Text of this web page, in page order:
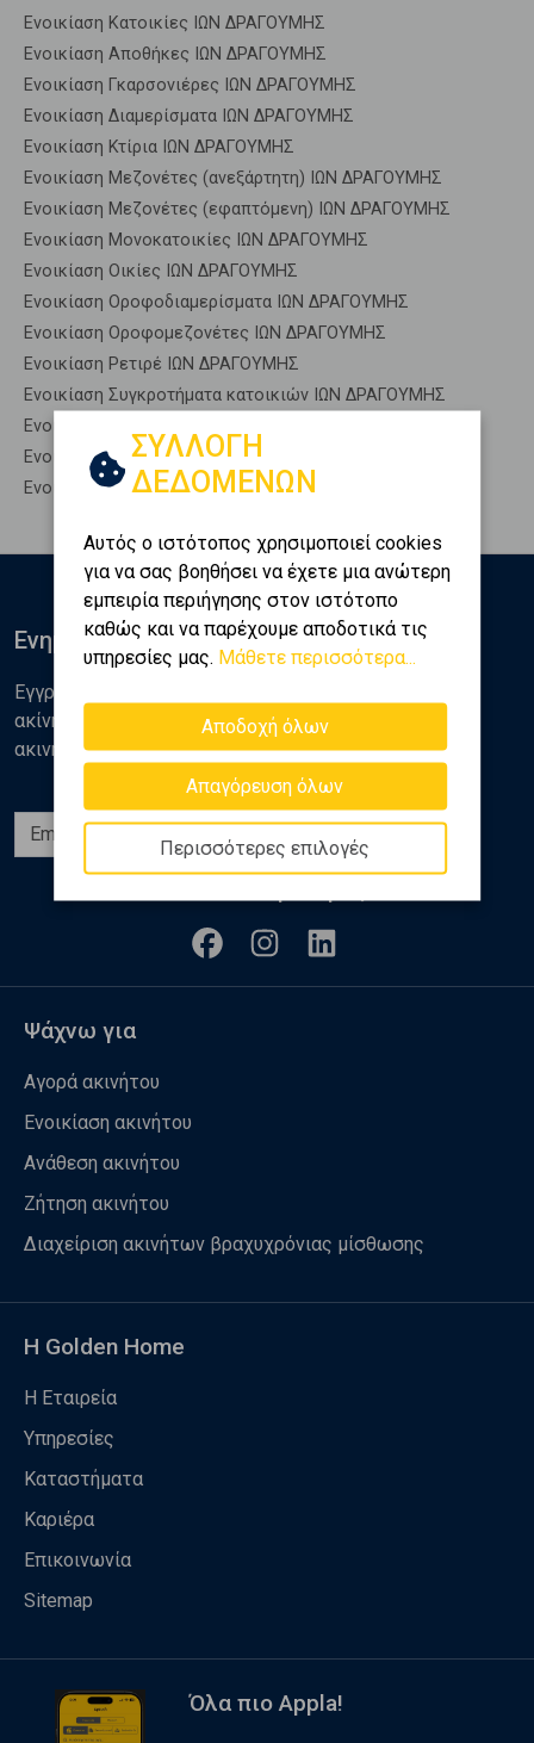
Ενοικίαση Κατοικίες ΙΩΝ ΔΡΑΓΟΥΜΗΣ
Ενοικίαση Αποθήκες ΙΩΝ ΔΡΑΓΟΥΜΗΣ
Ενοικίαση Γκαρσονιέρες ΙΩΝ ΔΡΑΓΟΥΜΗΣ
Ενοικίαση Διαμερίσματα ΙΩΝ ΔΡΑΓΟΥΜΗΣ
Ενοικίαση Κτίρια ΙΩΝ ΔΡΑΓΟΥΜΗΣ
Ενοικίαση Μεζονέτες (ανεξάρτητη) ΙΩΝ ΔΡΑΓΟΥΜΗΣ
Ενοικίαση Μεζονέτες (εφαπτόμενη) ΙΩΝ ΔΡΑΓΟΥΜΗΣ
Ενοικίαση Μονοκατοικίες ΙΩΝ ΔΡΑΓΟΥΜΗΣ
Ενοικίαση Οικίες ΙΩΝ ΔΡΑΓΟΥΜΗΣ
Ενοικίαση Οροφοδιαμερίσματα ΙΩΝ ΔΡΑΓΟΥΜΗΣ
Ενοικίαση Οροφομεζονέτες ΙΩΝ ΔΡΑΓΟΥΜΗΣ
Ενοικίαση Ρετιρέ ΙΩΝ ΔΡΑΓΟΥΜΗΣ
Ενοικίαση Συγκροτήματα κατοικιών ΙΩΝ ΔΡΑΓΟΥΜΗΣ
Ενοικίαση Υπόγεια ΙΩΝ ΔΡΑΓΟΥΜΗΣ
Ενοικίαση Υπόσκαφα ΙΩΝ ΔΡΑΓΟΥΜΗΣ
Ενοικίαση Υπολ. υψουν ΙΩΝ ΔΡΑΓΟΥΜΗΣ
ΣΥΛΛΟΓΗ
ΔΕΔΟΜΕΝΩΝ
Αυτός ο ιστότοπος χρησιμοποιεί cookies
για να σας βοηθήσει να έχετε μια ανώτερη
εμπειρία περιήγησης στον ιστότοπο
καθώς και να παρέχουμε αποδοτικά τις
υπηρεσίες μας. Μάθετε περισσότερα...
Αποδοχή όλων
Απαγόρευση όλων
Περισσότερες επιλογές
Ενημερωθείτε
Εγγραφείτε στο newsletter της Golden Home για νέα
ακίνητα, αναλύσεις και διάφορα θέματα της αγοράς
ακινήτων
Ψάχνω για
Αγορά ακινήτου
Ενοικίαση ακινήτου
Ανάθεση ακινήτου
Ζήτηση ακινήτου
Διαχείριση ακινήτων βραχυχρόνιας μίσθωσης
Η Golden Home
Η Εταιρεία
Υπηρεσίες
Καταστήματα
Καριέρα
Επικοινωνία
Sitemap
Όλα πιο Appla!